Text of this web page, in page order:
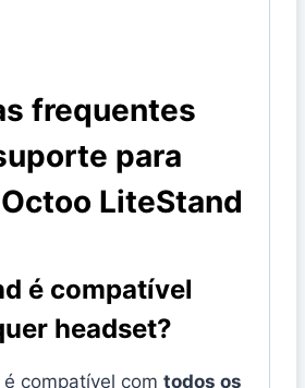
frequentes
para
LiteStand
é compatível
headset?
compatível com todos os